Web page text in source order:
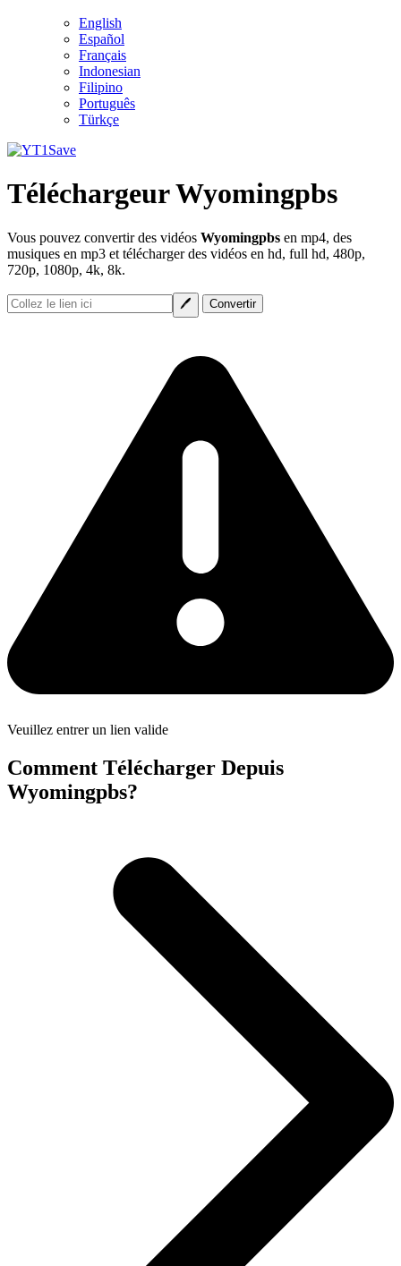
English
Español
Français
Indonesian
Filipino
Português
Türkçe
Téléchargeur Wyomingpbs
Vous pouvez convertir des vidéos Wyomingpbs en mp4, des
musiques en mp3 et télécharger des vidéos en hd, full hd, 480p,
720p, 1080p, 4k, 8k.
Veuillez entrer un lien valide
Comment Télécharger Depuis
Wyomingpbs?